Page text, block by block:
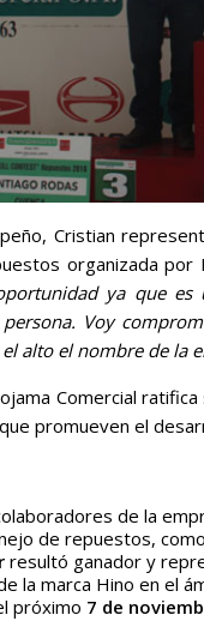
Cristian
organizada por
ya que
Voy
alto el nombre de la
Comercial
promueven el
de la
de repuestos,
resultó ganador y
la marca Hino en el
próximo 7 de